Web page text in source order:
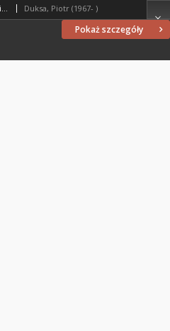
Pokaż szczegóły
Psychopedagogiczne uwarunkowania do przewodzenia małym grupom kościelnym Duksa, Piotr (1967- )